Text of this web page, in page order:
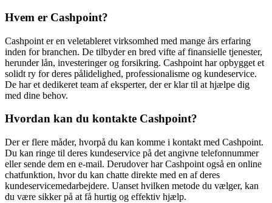
Hvem er Cashpoint?
Cashpoint er en veletableret virksomhed med mange års erfaring
inden for branchen. De tilbyder en bred vifte af finansielle tjenester,
herunder lån, investeringer og forsikring. Cashpoint har opbygget et
solidt ry for deres pålidelighed, professionalisme og kundeservice.
De har et dedikeret team af eksperter, der er klar til at hjælpe dig
med dine behov.
Hvordan kan du kontakte Cashpoint?
Der er flere måder, hvorpå du kan komme i kontakt med Cashpoint.
Du kan ringe til deres kundeservice på det angivne telefonnummer
eller sende dem en e-mail. Derudover har Cashpoint også en online
chatfunktion, hvor du kan chatte direkte med en af deres
kundeservicemedarbejdere. Uanset hvilken metode du vælger, kan
du være sikker på at få hurtig og effektiv hjælp.